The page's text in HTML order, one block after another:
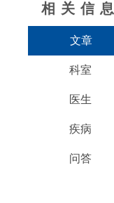
相关信息
文章
科室
医生
疾病
问答